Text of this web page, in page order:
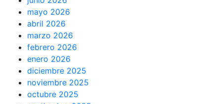
mayo 2026
abril 2026
marzo 2026
febrero 2026
enero 2026
diciembre 2025
noviembre 2025
octubre 2025